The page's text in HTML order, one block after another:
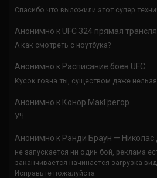
Спасибо что выложили этот супер
Анонимно к UFC 324 прямая
А как смотреть с ноутбука?
Анонимно к Расписание боев UFC
Кусок говна ты, существом даже
Анонимно к Конор МакГрегор
УЧ
Анонимно к Рэнди Браун — Николас
не запускается ни один бой, реклама
заканчивается начинается загрузка
Исправьте пожалуйста